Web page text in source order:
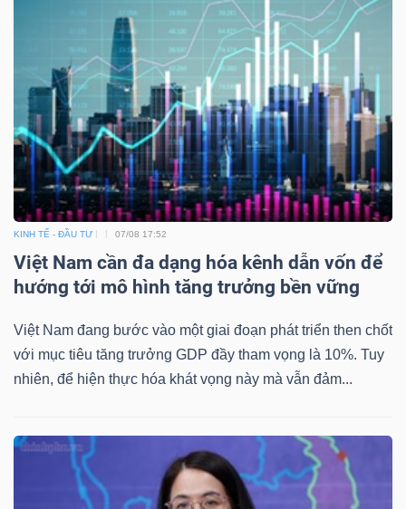
KINH TẾ - ĐẦU TƯ 07/08 17:52
Việt Nam cần đa dạng hóa kênh dẫn vốn để
hướng tới mô hình tăng trưởng bền vững
Việt Nam đang bước vào một giai đoạn phát triển then chốt
với mục tiêu tăng trưởng GDP đầy tham vọng là 10%. Tuy
nhiên, để hiện thực hóa khát vọng này mà vẫn đảm...
ngữ
(-)
Dịch
vụ
(-)
Đào
tài